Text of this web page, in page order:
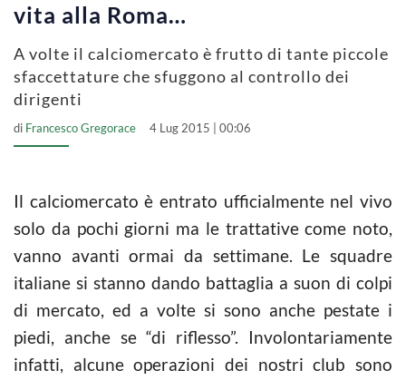
vita alla Roma…
A volte il calciomercato è frutto di tante piccole
sfaccettature che sfuggono al controllo dei
dirigenti
di Francesco Gregorace 4 Lug 2015 | 00:06
Il calciomercato è entrato ufficialmente nel vivo
solo da pochi giorni ma le trattative come noto,
vanno avanti ormai da settimane. Le squadre
italiane si stanno dando battaglia a suon di colpi
di mercato, ed a volte si sono anche pestate i
piedi, anche se “di riflesso”. Involontariamente
infatti, alcune operazioni dei nostri club sono